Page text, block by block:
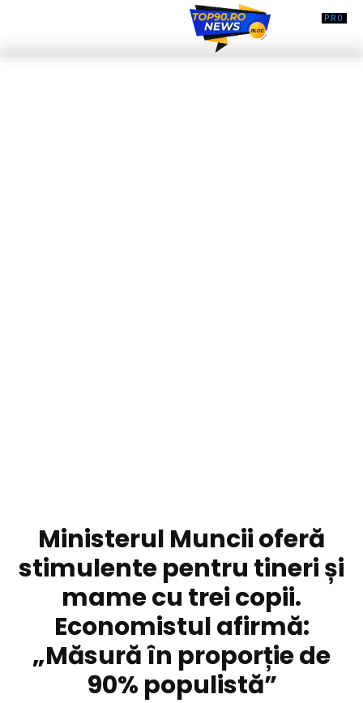
Ministerul Muncii oferă
stimulente pentru tineri și
mame cu trei copii.
Economistul afirmă:
„Măsură în proporție de
90% populistă”